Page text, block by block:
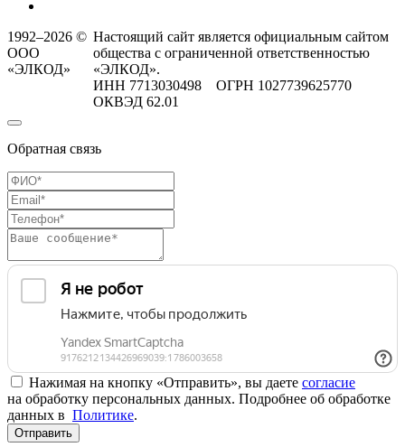
1992–2026 ©
ООО
«ЭЛКОД»
Настоящий сайт является официальным сайтом
общества с ограниченной ответственностью
«ЭЛКОД».
ИНН 7713030498 ОГРН 1027739625770
ОКВЭД 62.01
Обратная связь
Нажимая на кнопку «Отправить», вы даете согласие
на обработку персональных данных. Подробнее об обработке
данных в Политике.
Отправить